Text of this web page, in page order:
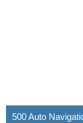
500 Auto